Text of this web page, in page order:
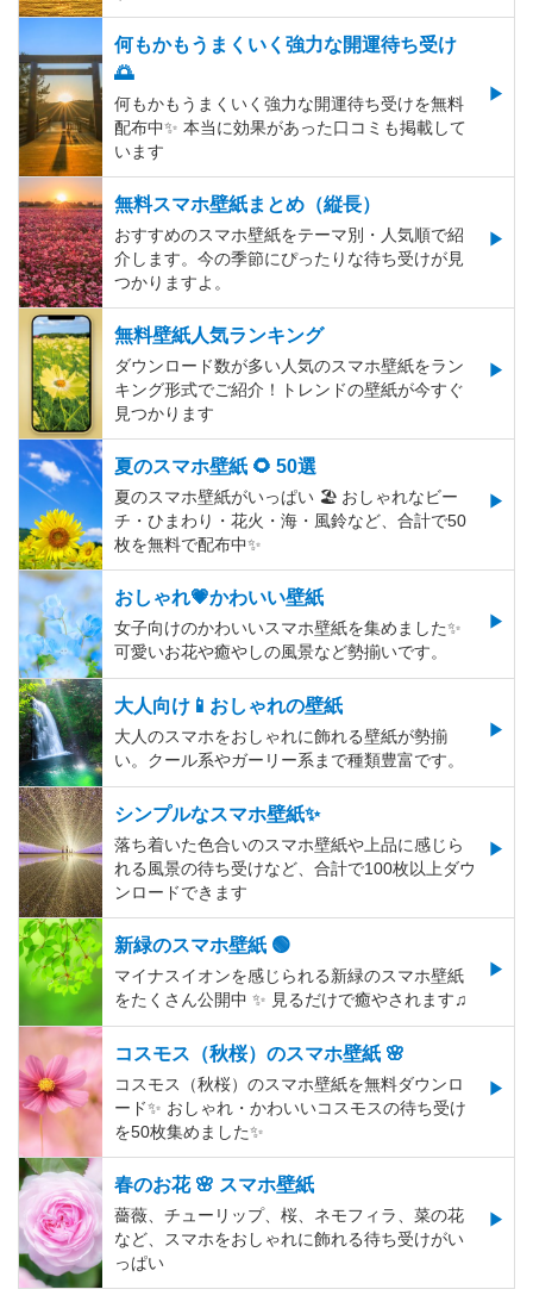
何もかもうまくいく強力な開運待ち受け
🌅
何もかもうまくいく強力な開運待ち受けを無料
配布中✨️ 本当に効果があった口コミも掲載して
います
無料スマホ壁紙まとめ（縦長）
おすすめのスマホ壁紙をテーマ別・人気順で紹
介します。今の季節にぴったりな待ち受けが見
つかりますよ。
無料壁紙人気ランキング
ダウンロード数が多い人気のスマホ壁紙をラン
キング形式でご紹介！トレンドの壁紙が今すぐ
見つかります
夏のスマホ壁紙 🌻 50選
夏のスマホ壁紙がいっぱい 🏖 おしゃれなビー
チ・ひまわり・花火・海・風鈴など、合計で50
枚を無料で配布中✨
おしゃれ💗かわいい壁紙
女子向けのかわいいスマホ壁紙を集めました✨
可愛いお花や癒やしの風景など勢揃いです。
大人向け📱おしゃれの壁紙
大人のスマホをおしゃれに飾れる壁紙が勢揃
い。クール系やガーリー系まで種類豊富です。
シンプルなスマホ壁紙✨
落ち着いた色合いのスマホ壁紙や上品に感じら
れる風景の待ち受けなど、合計で100枚以上ダウ
ンロードできます
新緑のスマホ壁紙 🟢
マイナスイオンを感じられる新緑のスマホ壁紙
をたくさん公開中 ✨ 見るだけで癒やされます♫
コスモス（秋桜）のスマホ壁紙 🌸
コスモス（秋桜）のスマホ壁紙を無料ダウンロ
ード✨️ おしゃれ・かわいいコスモスの待ち受け
を50枚集めました✨️
春のお花 🌸 スマホ壁紙
薔薇、チューリップ、桜、ネモフィラ、菜の花
など、スマホをおしゃれに飾れる待ち受けがい
っぱい